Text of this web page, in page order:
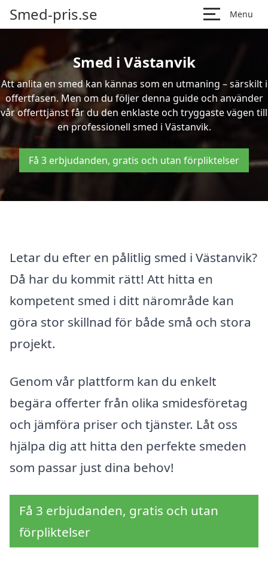
Smed-pris.se Menu
Smed i Västanvik
Att anlita en smed kan kännas som en utmaning – särskilt i
offertfasen. Men om du följer denna guide och använder
vår offerttjänst får du den enklaste och tryggaste vägen till
en professionell smed i Västanvik.
Få 3 erbjudanden, gratis och utan förpliktelser
Letar du efter en pålitlig smed i Västanvik?
Då har du kommit rätt! Att hitta en
kompetent smed i ditt närområde kan
göra stor skillnad för både små och stora
projekt.
Genom vår plattform kan du enkelt
begära offerter från olika smidesföretag
och jämföra priser och tjänster. Låt oss
hjälpa dig att hitta den perfekte smeden
som passar just dina behov!
Få 3 erbjudanden, gratis och utan
förpliktelser